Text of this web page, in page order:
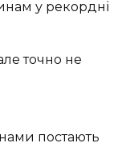
у рекордні
точно не
постають